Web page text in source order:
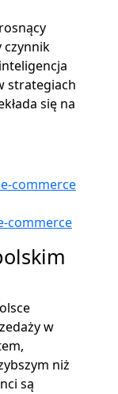
czynnik
strategiach
się na
commerce
commerce
w
niż
są